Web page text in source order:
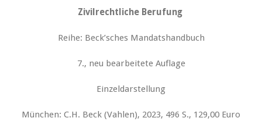
Zivilrechtliche Berufung
Reihe: Beck’sches Mandatshandbuch
7., neu bearbeitete Auflage
Einzeldarstellung
München: C.H. Beck (Vahlen), 2023, 496 S., 129,00 Euro